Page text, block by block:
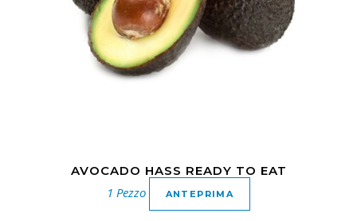
AVOCADO HASS READY TO EAT
1 Pezzo ANTEPRIMA